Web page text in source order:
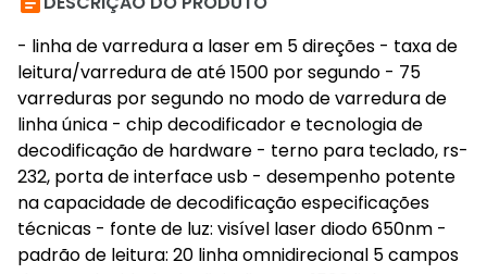
- linha de varredura a laser em 5 direções - taxa de
leitura/varredura de até 1500 por segundo - 75
varreduras por segundo no modo de varredura de
linha única - chip decodificador e tecnologia de
decodificação de hardware - terno para teclado, rs-
232, porta de interface usb - desempenho potente
na capacidade de decodificação especificações
técnicas - fonte de luz: visível laser diodo 650nm -
padrão de leitura: 20 linha omnidirecional 5 campos